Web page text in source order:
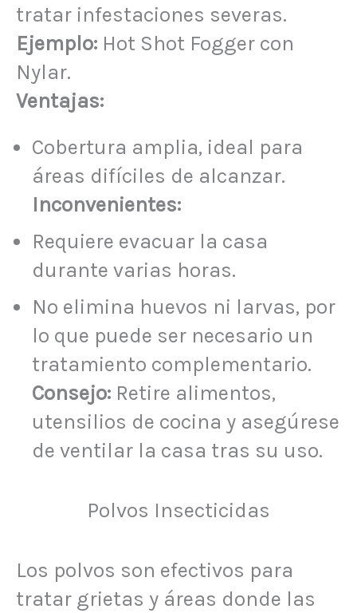
tratar infestaciones severas.
Ejemplo: Hot Shot Fogger con
Nylar.
Ventajas:
Cobertura amplia, ideal para
áreas difíciles de alcanzar.
Inconvenientes:
Requiere evacuar la casa
durante varias horas.
No elimina huevos ni larvas, por
lo que puede ser necesario un
tratamiento complementario.
Consejo: Retire alimentos,
utensilios de cocina y asegúrese
de ventilar la casa tras su uso.
Polvos Insecticidas
Los polvos son efectivos para
tratar grietas y áreas donde las